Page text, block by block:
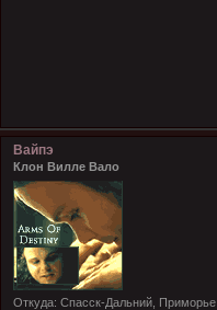
Вайпэ
Клон Вилле Вало
Откуда: Спасск-Дальний, Приморье